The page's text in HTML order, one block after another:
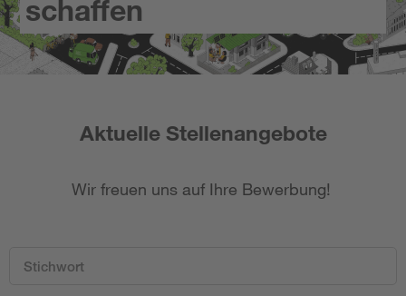
schaffen
Aktuelle Stellenangebote
Wir freuen uns auf Ihre Bewerbung!